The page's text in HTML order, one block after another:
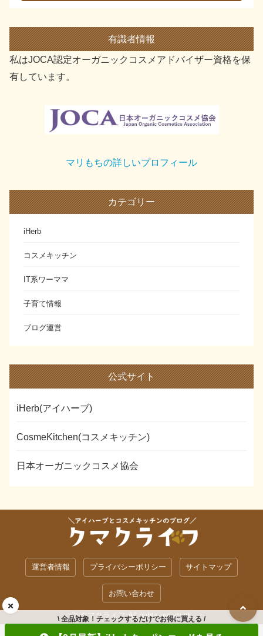
有識者情報
私はJOCA認定オーガニックコスメアドバイザー資格を保
有しています。
マリもちの詳しいプロフィール
カテゴリー
iHerb
コスメキッチン
IT系ワーママ
子育て情報
ブログ運営
公式サイト
iHerb(アイハーブ)
CosmeKitchen(コスメキッチン)
日本オーガニックコスメ協会
運営者情報 プライバシーポリシー サイトマップ
お問い合わせ
© クマクライフ All rights reserved.
\ 全品対象！チェックするだけでお得に買える /